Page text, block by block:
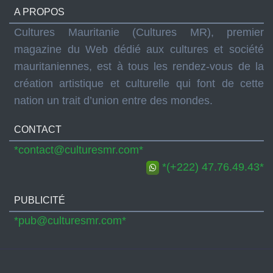
A PROPOS
Cultures Mauritanie (Cultures MR), premier
magazine du Web dédié aux cultures et société
mauritaniennes, est à tous les rendez-vous de la
création artistique et culturelle qui font de cette
nation un trait d’union entre des mondes.
CONTACT
*contact@culturesmr.com*
*(+222) 47.76.49.43*
PUBLICITÉ
*pub@culturesmr.com*